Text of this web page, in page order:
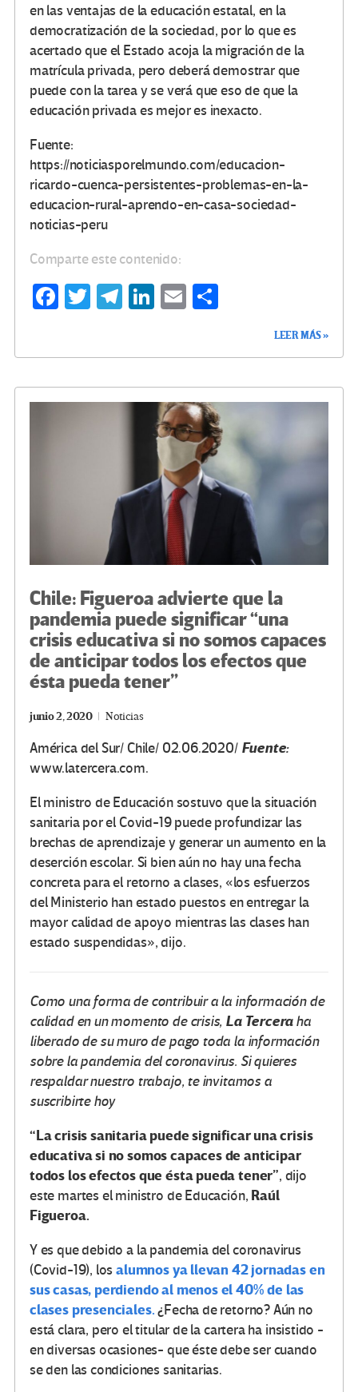
en las ventajas de la educación estatal, en la
democratización de la sociedad, por lo que es
acertado que el Estado acoja la migración de la
matrícula privada, pero deberá demostrar que
puede con la tarea y se verá que eso de que la
educación privada es mejor es inexacto.
Fuente:
https://noticiasporelmundo.com/educacion-
ricardo-cuenca-persistentes-problemas-en-la-
educacion-rural-aprendo-en-casa-sociedad-
noticias-peru
Comparte este contenido:
Fa
o
T
Te
m
Li
n
E
ar
tir
LEER MÁS »
Chile: Figueroa advierte que la
pandemia puede significar “una
crisis educativa si no somos capaces
de anticipar todos los efectos que
ésta pueda tener”
junio 2, 2020 Noticias
América del Sur/ Chile/ 02.06.2020/Fuente:
www.latercera.com.
El ministro de Educación sostuvo que la situación
sanitaria por el Covid-19 puede profundizar las
brechas de aprendizaje y generar un aumento en la
deserción escolar. Si bien aún no hay una fecha
concreta para el retorno a clases, «los esfuerzos
del Ministerio han estado puestos en entregar la
mayor calidad de apoyo mientras las clases han
estado suspendidas», dijo.
Como una forma de contribuir a la información de
calidad en un momento de crisis, La Terceraha
liberado de su muro de pago toda la información
sobre la pandemia del coronavirus. Si quieres
respaldar nuestro trabajo, te invitamos a
suscribirte hoy
“La crisis sanitaria puede significar una crisis
educativa si no somos capaces de anticipar
todos los efectos que ésta pueda tener”, dijo
este martes el ministro de Educación, Raúl
Figueroa.
Y es que debido a la pandemia del coronavirus
(Covid-19), losalumnos ya llevan 42 jornadas en
sus casas, perdiendo al menos el 40% de las
clases presenciales.¿Fecha de retorno? Aún no
está clara, pero el titular de la cartera ha insistido -
en diversas ocasiones- que éste debe ser cuando
se den las condiciones sanitarias.